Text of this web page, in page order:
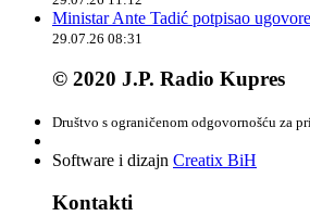
Ministar Ante Tadić potpisao
29.07.26 08:31
© 2020 J.P. Radio Kupres
Društvo s ograničenom odgovornošću za
Software i dizajn Creatix BiH
Kontakti